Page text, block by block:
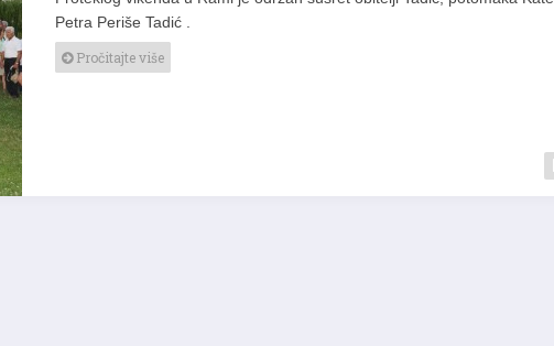
Proteklog vikenda u Rami je održan susret obitelji Tadić, potomaka Kate i
Pročitajte više